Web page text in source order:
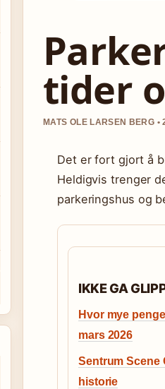
tider
MATS OLE LARSEN BERG
Det er fort gjort å
Heldigvis trenger
parkeringshus og
IKKE GA
Hvor mye
mars 2026
Sentrum Scene
historie